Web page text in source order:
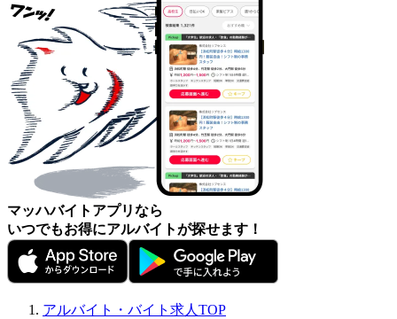
マッハバイトアプリなら
いつでもお得にアルバイトが探せます！
アルバイト・バイト求人TOP